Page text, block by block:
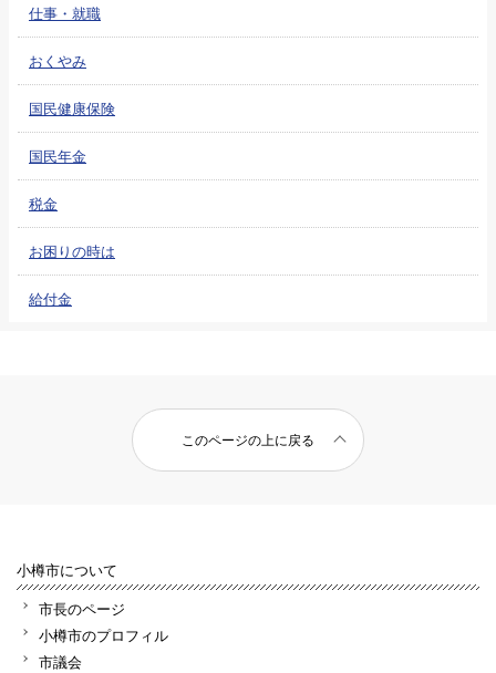
仕事・就職
おくやみ
国民健康保険
国民年金
税金
お困りの時は
給付金
このページの上に戻る
小樽市について
市長のページ
小樽市のプロフィル
市議会